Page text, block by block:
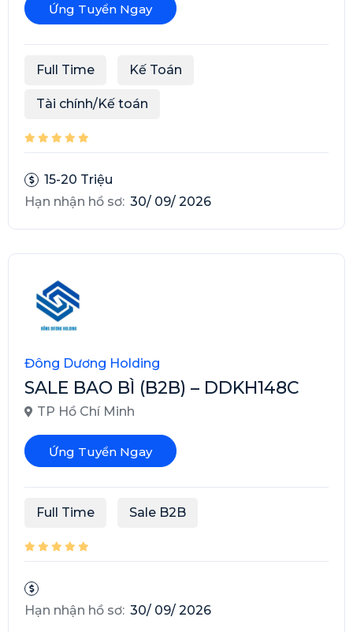
Ứng Tuyển Ngay
Full Time Kế Toán
Tài chính/Kế toán
15-20 Triệu
Hạn nhận hồ sơ: 30/ 09/ 2026
Đông Dương Holding
SALE BAO BÌ (B2B) – DDKH148C
TP Hồ Chí Minh
Ứng Tuyển Ngay
Full Time Sale B2B
Hạn nhận hồ sơ: 30/ 09/ 2026